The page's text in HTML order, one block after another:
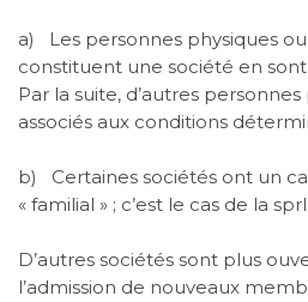
a)
Les personnes physiques
constituent une société en
Par la suite, d’autres
associés aux conditions
b)
Certaines sociétés ont un
« familial » ; c’est le cas de la sprl
D’autres sociétés sont plus
l’admission de nouveaux